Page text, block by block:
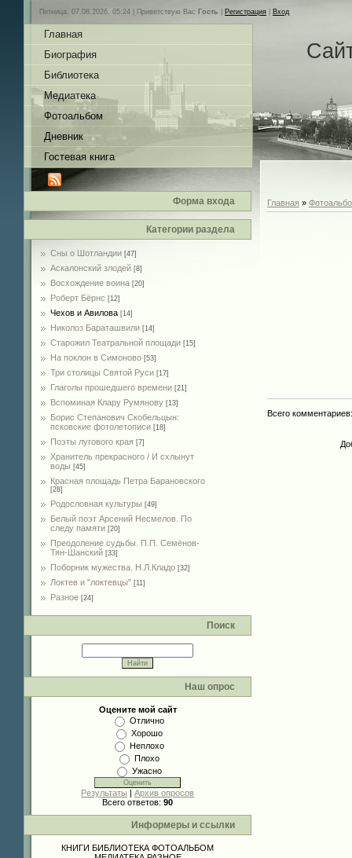
Пятница, 07.08.2026, 05:24 | Приветствую Вас Гость Регистрация Вход
Главная
Биография
Библиотека
Медиатека
Фотоальбом
Дневник
Гостевая книга
Форма входа
Категории раздела
Сны о Шотландии [47]
Аскалонский злодей [8]
Восхождение воина [20]
Роберт Бёрнс [12]
Чехов и Авилова [14]
Николоз Бараташвили [14]
Cтарожил Театральной площади [15]
На поклон в Симоново [53]
Три столицы Святой Руси [17]
Глаголы прошедшего времени [21]
Вспоминая Клару Румянову [13]
Борис Степанович Скобельцын:
псковские фотолетописи [18]
Поэты лугового края [7]
Хранитель прекрасного / И схлынут
воды [45]
Красная площадь Петра Барановского
[28]
Родословная культуры [49]
Белый поэт Арсений Несмелов. По
следу памяти [20]
Преодоление судьбы. П.П. Семёнов-
Тян-Шанский [33]
Поборник мужества. Н.Л.Кладо [32]
Локтев и "локтевцы" [11]
Разное [24]
Поиск
Наш опрос
Оцените мой сайт
Отлично
Хорошо
Неплохо
Плохо
Ужасно
Результаты | Архив опросов
Всего ответов: 90
Информеры и ссылки
КНИГИ БИБЛИОТЕКА ФОТОАЛЬБОМ
Главная »
Всего комментариев